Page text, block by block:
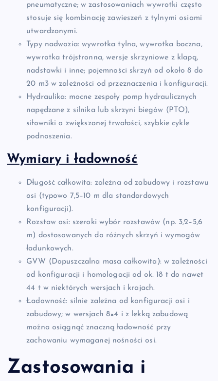
pneumatyczne; w zastosowaniach wywrotki często
stosuje się kombinację zawieszeń z tylnymi osiami
utwardzonymi.
Typy nadwozia: wywrotka tylna, wywrotka boczna,
wywrotka trójstronna, wersje skrzyniowe z klapą,
nadstawki i inne; pojemności skrzyń od około 8 do
20 m3 w zależności od przeznaczenia i konfiguracji.
Hydraulika: mocne zespoły pomp hydraulicznych
napędzane z silnika lub skrzyni biegów (PTO),
siłowniki o zwiększonej trwałości, szybkie cykle
podnoszenia.
Wymiary i ładowność
Długość całkowita: zależna od zabudowy i rozstawu
osi (typowo 7,5–10 m dla standardowych
konfiguracji).
Rozstaw osi: szeroki wybór rozstawów (np. 3,2–5,6
m) dostosowanych do różnych skrzyń i wymogów
ładunkowych.
GVW (Dopuszczalna masa całkowita): w zależności
od konfiguracji i homologacji od ok. 18 t do nawet
44 t w niektórych wersjach i krajach.
Ładowność: silnie zależna od konfiguracji osi i
zabudowy; w wersjach 8×4 i z lekką zabudową
można osiągnąć znaczną ładowność przy
zachowaniu wymaganej nośności osi.
Zastosowania i